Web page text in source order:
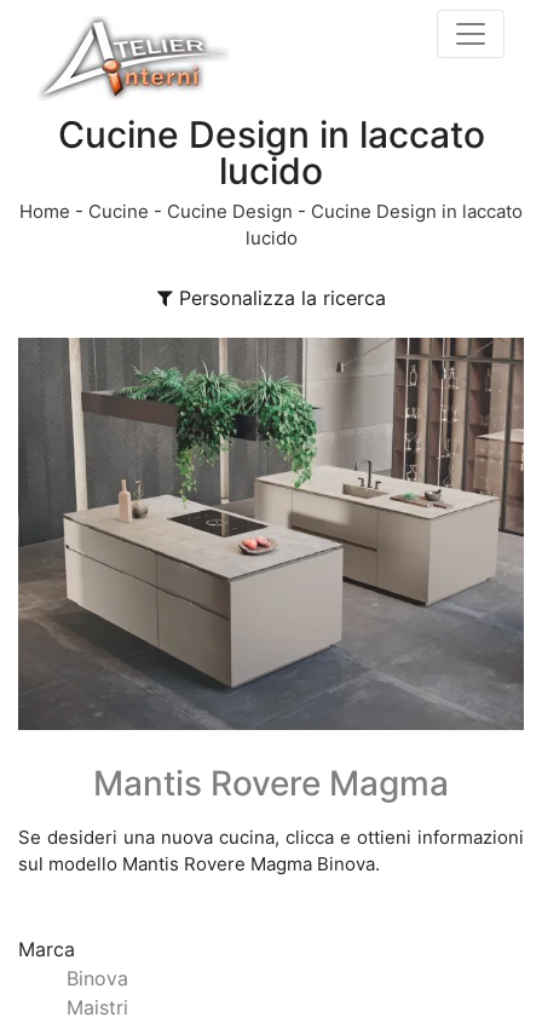
Cucine Design in laccato
lucido
Home - Cucine - Cucine Design - Cucine Design in laccato
lucido
Personalizza la ricerca
Marca
Binova
Maistri
Mantis Rovere Magma
Se desideri una nuova cucina, clicca e ottieni informazioni
sul modello Mantis Rovere Magma Binova.